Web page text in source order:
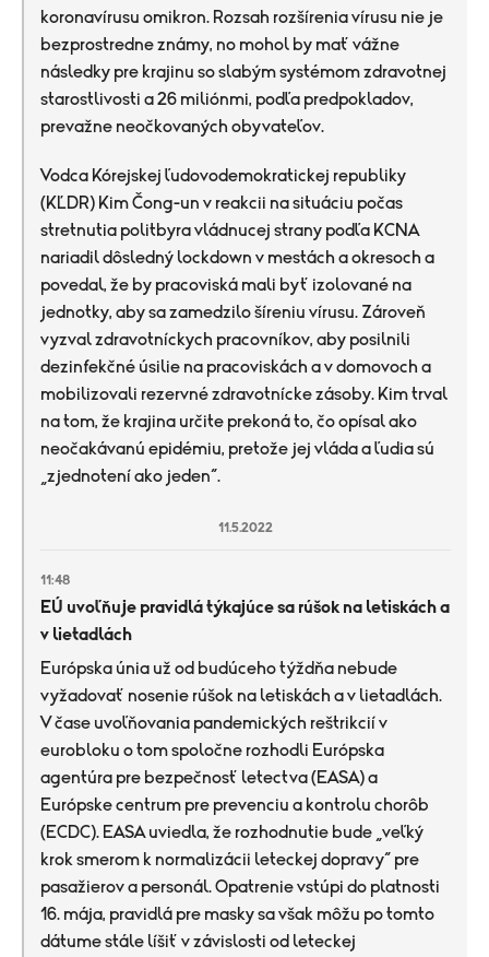
koronavírusu omikron. Rozsah rozšírenia vírusu nie je
bezprostredne známy, no mohol by mať vážne
následky pre krajinu so slabým systémom zdravotnej
starostlivosti a 26 miliónmi, podľa predpokladov,
prevažne neočkovaných obyvateľov.
Vodca Kórejskej ľudovodemokratickej republiky
(KĽDR) Kim Čong-un v reakcii na situáciu počas
stretnutia politbyra vládnucej strany podľa KCNA
nariadil dôsledný lockdown v mestách a okresoch a
povedal, že by pracoviská mali byť izolované na
jednotky, aby sa zamedzilo šíreniu vírusu. Zároveň
vyzval zdravotníckych pracovníkov, aby posilnili
dezinfekčné úsilie na pracoviskách a v domovoch a
mobilizovali rezervné zdravotnícke zásoby. Kim trval
na tom, že krajina určite prekoná to, čo opísal ako
neočakávanú epidémiu, pretože jej vláda a ľudia sú
„zjednotení ako jeden“.
11.5.2022
11:48
EÚ uvoľňuje pravidlá týkajúce sa rúšok na letiskách a
v lietadlách
Európska únia už od budúceho týždňa nebude
vyžadovať nosenie rúšok na letiskách a v lietadlách.
V čase uvoľňovania pandemických reštrikcií v
eurobloku o tom spoločne rozhodli Európska
agentúra pre bezpečnosť letectva (EASA) a
Európske centrum pre prevenciu a kontrolu chorôb
(ECDC). EASA uviedla, že rozhodnutie bude „veľký
krok smerom k normalizácii leteckej dopravy“ pre
pasažierov a personál. Opatrenie vstúpi do platnosti
16. mája, pravidlá pre masky sa však môžu po tomto
dátume stále líšiť v závislosti od leteckej